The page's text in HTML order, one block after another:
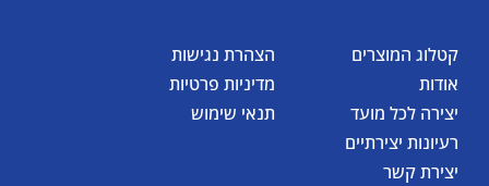
הצהרת נגישות
מדיניות פרטיות
תנאי שימוש
קטלוג המוצרים
אודות
יצירה לכל מועד
רעיונות יצירתיים
יצירת קשר